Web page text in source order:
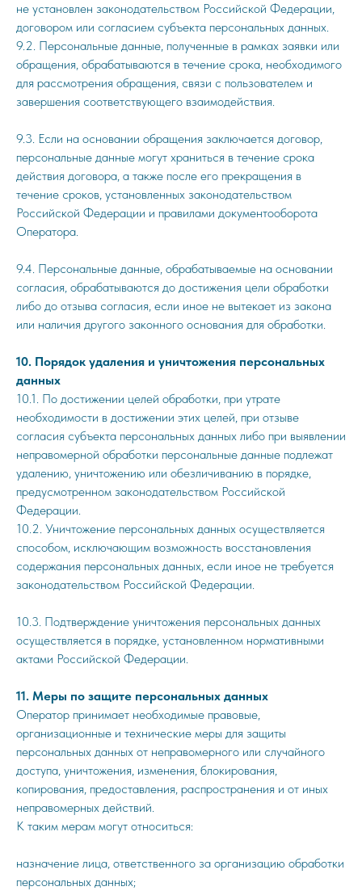
не установлен законодательством Российской Федерации,
договором или согласием субъекта персональных данных.
9.2. Персональные данные, полученные в рамках заявки или
обращения, обрабатываются в течение срока, необходимого
для рассмотрения обращения, связи с пользователем и
завершения соответствующего взаимодействия.
9.3. Если на основании обращения заключается договор,
персональные данные могут храниться в течение срока
действия договора, а также после его прекращения в
течение сроков, установленных законодательством
Российской Федерации и правилами документооборота
Оператора.
9.4. Персональные данные, обрабатываемые на основании
согласия, обрабатываются до достижения цели обработки
либо до отзыва согласия, если иное не вытекает из закона
или наличия другого законного основания для обработки.
10. Порядок удаления и уничтожения персональных
данных
10.1. По достижении целей обработки, при утрате
необходимости в достижении этих целей, при отзыве
согласия субъекта персональных данных либо при выявлении
неправомерной обработки персональные данные подлежат
удалению, уничтожению или обезличиванию в порядке,
предусмотренном законодательством Российской
Федерации.
10.2. Уничтожение персональных данных осуществляется
способом, исключающим возможность восстановления
содержания персональных данных, если иное не требуется
законодательством Российской Федерации.
10.3. Подтверждение уничтожения персональных данных
осуществляется в порядке, установленном нормативными
актами Российской Федерации.
11. Меры по защите персональных данных
Оператор принимает необходимые правовые,
организационные и технические меры для защиты
персональных данных от неправомерного или случайного
доступа, уничтожения, изменения, блокирования,
копирования, предоставления, распространения и от иных
неправомерных действий.
К таким мерам могут относиться:
назначение лица, ответственного за организацию обработки
персональных данных;